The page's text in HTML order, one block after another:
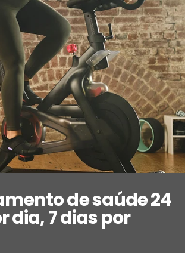
de saúde 24
dia, 7 dias por